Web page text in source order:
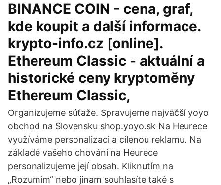
BINANCE COIN - cena, graf,
kde koupit a další informace.
krypto-info.cz [online].
Ethereum Classic - aktuální a
historické ceny kryptoměny
Ethereum Classic,
Organizujeme súťaže. Spravujeme najväčší yoyo
obchod na Slovensku shop.yoyo.sk Na Heurece
využíváme personalizaci a cílenou reklamu. Na
základě vašeho chování na Heurece
personalizujeme její obsah. Kliknutím na
„Rozumím“ nebo jinam souhlasíte také s